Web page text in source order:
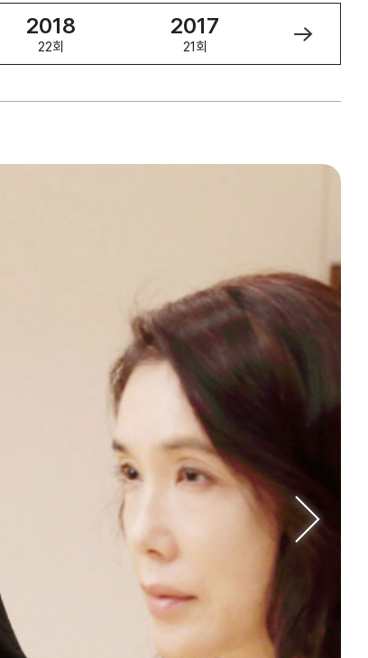
2018
22회
2017
21회